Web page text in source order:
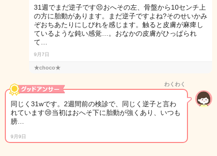
31週でまだ逆子です😣おへその左、骨盤から10センチ上
の方に胎動があります。まだ逆子ですよね?そのせいかみ
ぞおちあたりにしびれを感じます。触ると皮膚が麻痺し
ているような鈍い感覚…。おなかの皮膚がひっぱられ
て…
9月7日
★choco★
わくわく
同じく31wです。2週間前の検診で、同じく逆子と言わ
れています😢当初はおへそ下に胎動が強くあり、いつも
膀…
9月9日